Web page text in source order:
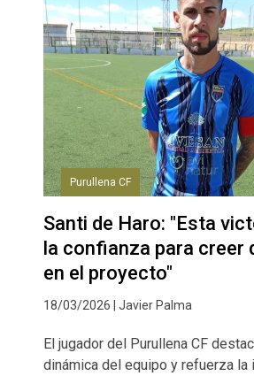
Purullena CF
Santi de Haro: "Esta
la confianza para creer
en el proyecto"
18/03/2026 | Javier Palma
El jugador del Purullena CF
dinámica del equipo y refuerza la